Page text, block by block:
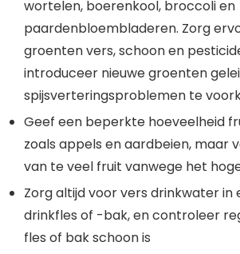
wortelen, boerenkool, broccoli en
paardenbloembladeren. Zorg
groenten vers, schoon en
introduceer nieuwe groenten
spijsverteringsproblemen te
Geef een beperkte hoeveelheid
zoals appels en aardbeien, maar
van te veel fruit vanwege het
Zorg altijd voor vers drinkwater in
drinkfles of -bak, en controleer
fles of bak schoon is